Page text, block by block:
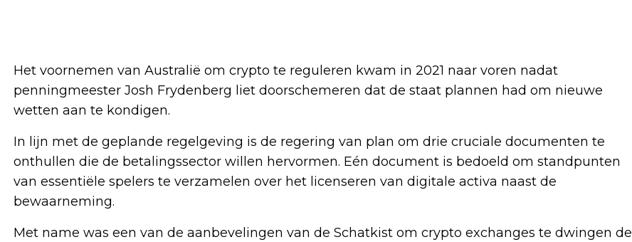
Het voornemen van Australië om crypto te reguleren kwam in 2021 naar voren nadat
penningmeester Josh Frydenberg liet doorschemeren dat de staat plannen had om nieuwe
wetten aan te kondigen.
In lijn met de geplande regelgeving is de regering van plan om drie cruciale documenten te
onthullen die de betalingssector willen hervormen. Eén document is bedoeld om standpunten
van essentiële spelers te verzamelen over het licenseren van digitale activa naast de
bewaarneming.
Met name was een van de aanbevelingen van de Schatkist om crypto exchanges te dwingen de